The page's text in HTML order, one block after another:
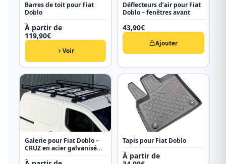
Barres de toit pour Fiat
Doblo
À partir de
119,90€
Voir
Déflecteurs d’air pour Fiat
Doblo – fenêtres avant
43,90€
Ajouter
Galerie pour Fiat Doblo –
CRUZ en acier galvanisé
noir
Tapis pour Fiat Doblo
À partir de